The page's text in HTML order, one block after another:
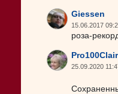
Giessen
15.06.2017
роза-
Pro100Clair
25.09.2020